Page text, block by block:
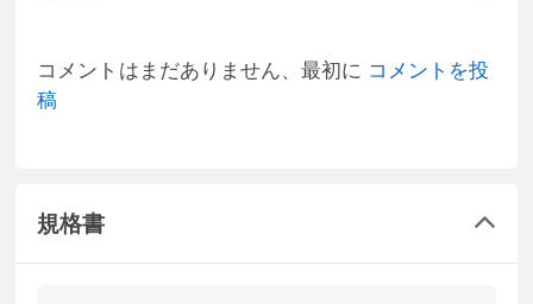
コメントはまだありません、最初に コメントを投
稿
規格書